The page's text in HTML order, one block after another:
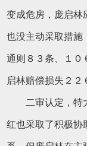
变成危房，庞启林
也没主动采取措施
通则８３条、１０
启林赔偿损失２２
二审认定，特大
红也采取了积极协